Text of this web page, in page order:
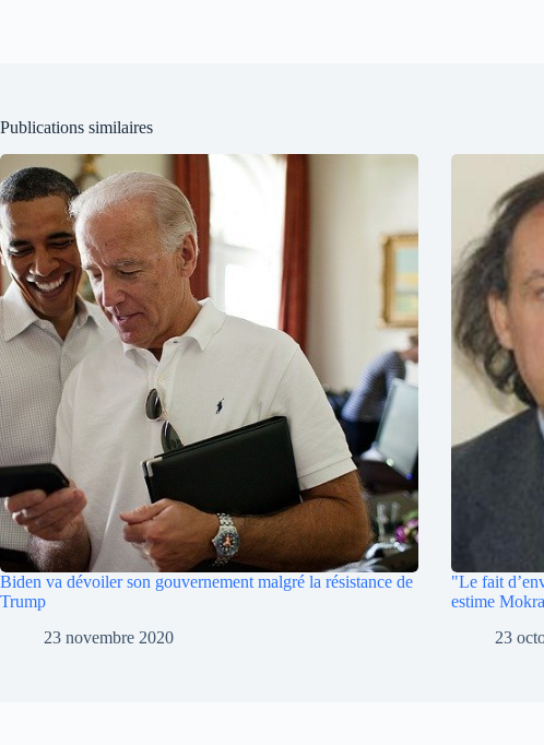
Publications similaires
Biden va dévoiler son gouvernement malgré la résistance de
Trump
23 novembre 2020
"Le fait
estime
23